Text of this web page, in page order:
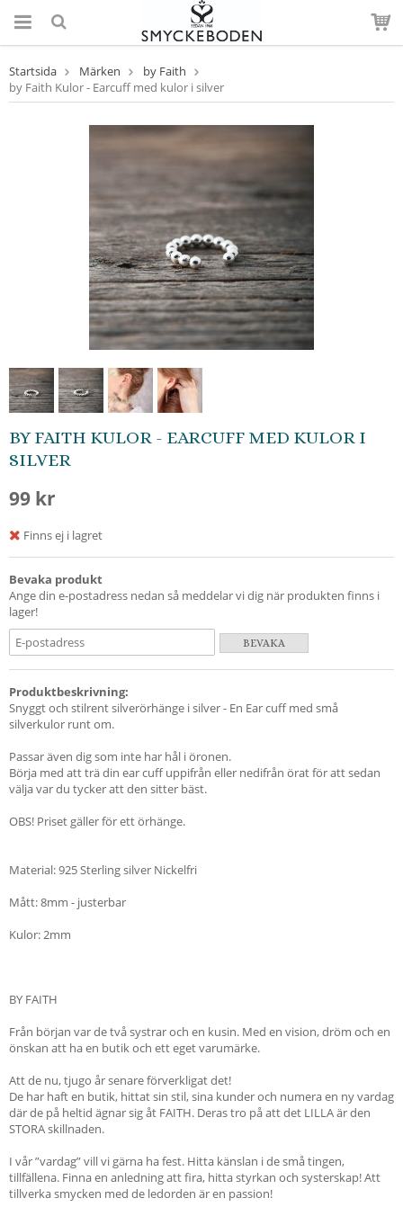
Startsida Märken
by Faith
by Faith Kulor - Earcuff med kulor i silver
BY FAITH KULOR - EARCUFF MED KULOR I
SILVER
99 kr
Finns ej i lagret
Bevaka produkt
Ange din e-postadress nedan så meddelar vi dig när produkten finns i
lager!
BEVAKA
Produktbeskrivning:
Snyggt och stilrent silverörhänge i silver - En Ear cuff med små
silverkulor runt om.
Passar även dig som inte har hål i öronen.
Börja med att trä din ear cuff uppifrån eller nedifrån örat för att sedan
välja var du tycker att den sitter bäst.
OBS! Priset gäller för ett örhänge.
Material: 925 Sterling silver Nickelfri
Mått: 8mm - justerbar
Kulor: 2mm
BY FAITH
Från början var de två systrar och en kusin. Med en vision, dröm och en
önskan att ha en butik och ett eget varumärke.
Att de nu, tjugo år senare förverkligat det!
De har haft en butik, hittat sin stil, sina kunder och numera en ny vardag
där de på heltid ägnar sig åt FAITH. Deras tro på att det LILLA är den
STORA skillnaden.
I vår ”vardag” vill vi gärna ha fest. Hitta känslan i de små tingen,
tillfällena. Finna en anledning att fira, hitta styrkan och systerskap! Att
tillverka smycken med de ledorden är en passion!